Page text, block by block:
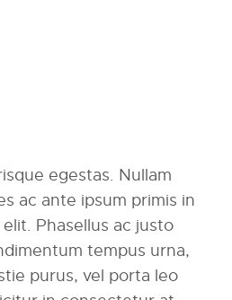
egestas. Nullam
ac ante ipsum primis in
Phasellus ac justo
tempus urna,
purus, vel porta leo